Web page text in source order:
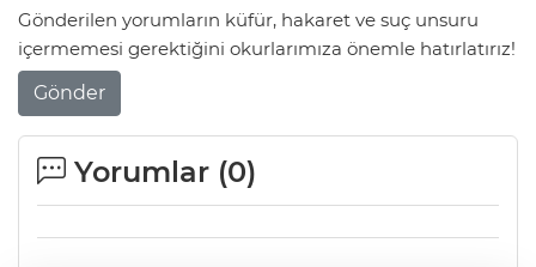
Gönderilen yorumların küfür, hakaret ve suç unsuru
içermemesi gerektiğini okurlarımıza önemle hatırlatırız!
Gönder
Yorumlar (0)